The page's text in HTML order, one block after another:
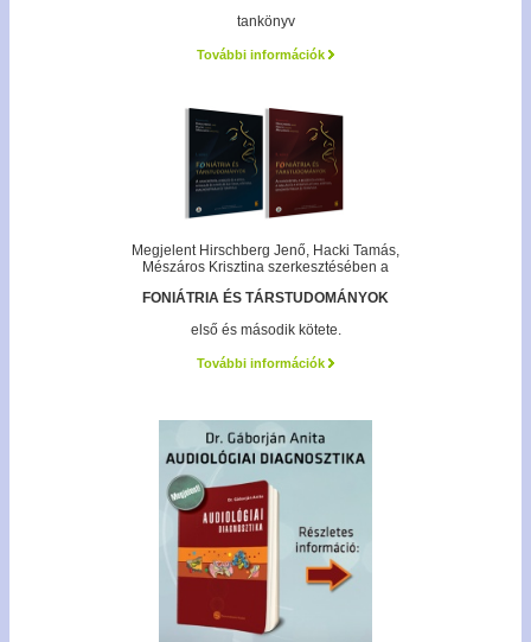
tankönyv
További információk
Megjelent Hirschberg Jenő, Hacki Tamás,
Mészáros Krisztina szerkesztésében a
FONIÁTRIA ÉS TÁRSTUDOMÁNYOK
első és második kötete.
További információk